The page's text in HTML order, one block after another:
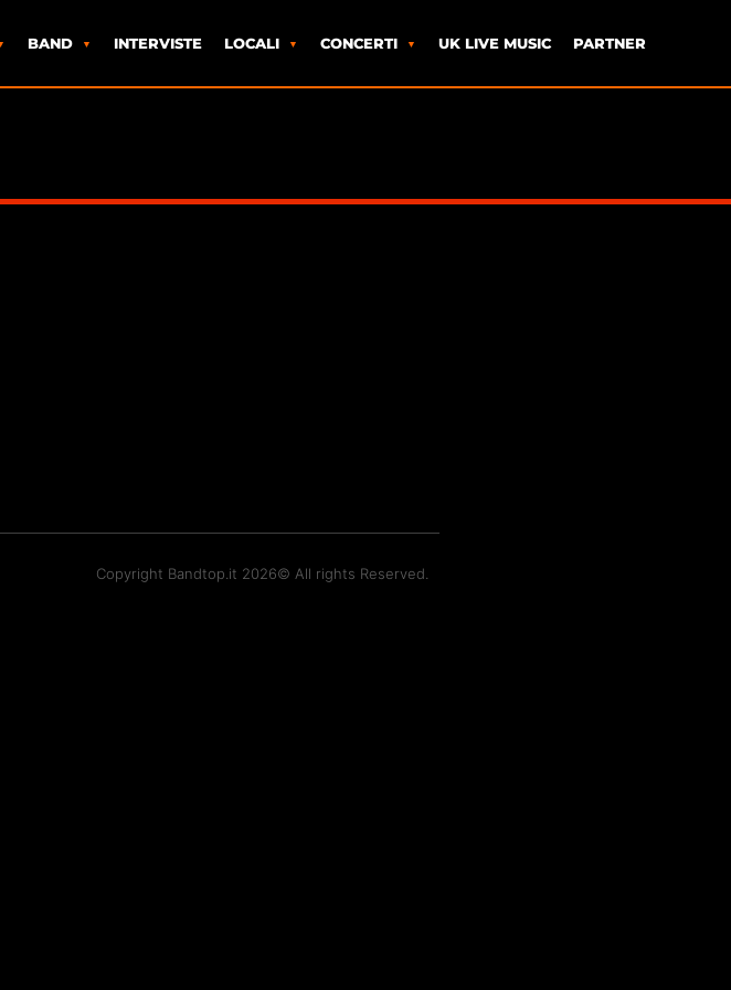
BAND INTERVISTE LOCALI CONCERTI UK LIVE MUSIC PARTNER
Copyright Bandtop.it 2026© All rights Reserved.